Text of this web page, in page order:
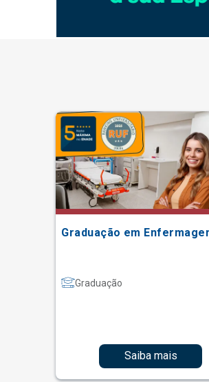
Graduação em
Graduação
Saiba mais